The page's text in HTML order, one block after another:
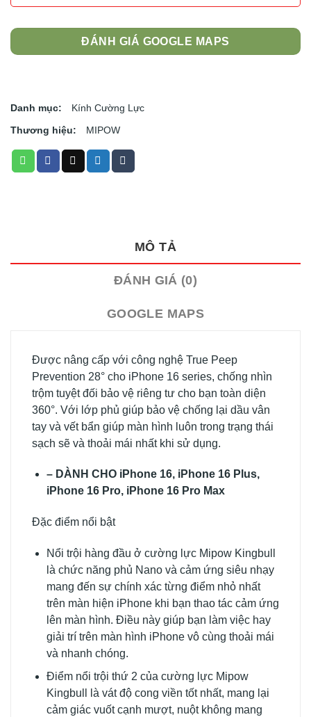
ĐÁNH GIÁ GOOGLE MAPS
Danh mục:
Kính Cường Lực
Thương hiệu:
MIPOW
MÔ TẢ
ĐÁNH GIÁ (0)
GOOGLE MAPS
Được nâng cấp với công nghệ True Peep
Prevention 28° cho iPhone 16 series, chống nhìn
trộm tuyệt đối bảo vệ riêng tư cho bạn toàn diện
360°. Với lớp phủ giúp bảo vệ chống lại dầu vân
tay và vết bẩn giúp màn hình luôn trong trạng thái
sạch sẽ và thoải mái nhất khi sử dụng.
– DÀNH CHO iPhone 16, iPhone 16 Plus,
iPhone 16 Pro, iPhone 16 Pro Max
Đặc điểm nổi bật
Nổi trội hàng đầu ở cường lực Mipow Kingbull
là chức năng phủ Nano và cảm ứng siêu nhạy
mang đến sự chính xác từng điểm nhỏ nhất
trên màn hiện iPhone khi bạn thao tác cảm ứng
lên màn hình. Điều này giúp bạn làm việc hay
giải trí trên màn hình iPhone vô cùng thoải mái
và nhanh chóng.
Điểm nổi trội thứ 2 của cường lực Mipow
Kingbull là vát độ cong viền tốt nhất, mang lại
cảm giác vuốt cạnh mượt, nuột không mang